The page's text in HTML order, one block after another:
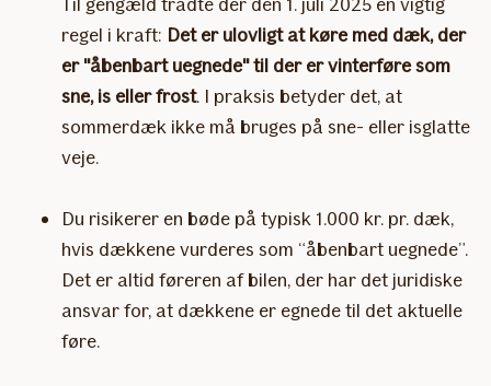
regel i kraft: Det er ulovligt at køre med dæk, der
er "åbenbart uegnede" til der er vinterføre som
sne, is eller frost. I praksis betyder det, at
sommerdæk ikke må bruges på sne- eller isglatte
veje.
Du risikerer en bøde på typisk 1.000 kr. pr. dæk,
hvis dækkene vurderes som “åbenbart uegnede”.
Det er altid føreren af bilen, der har det juridiske
ansvar for, at dækkene er egnede til det aktuelle
føre.